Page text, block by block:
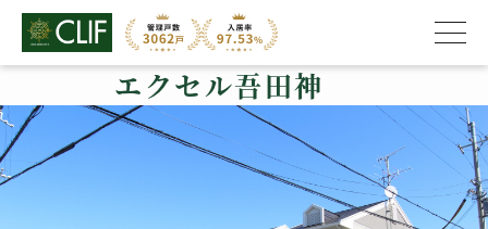
エクセル吾田神
株式会社クライフ> 管理物件の紹介> >エクセル吾田神